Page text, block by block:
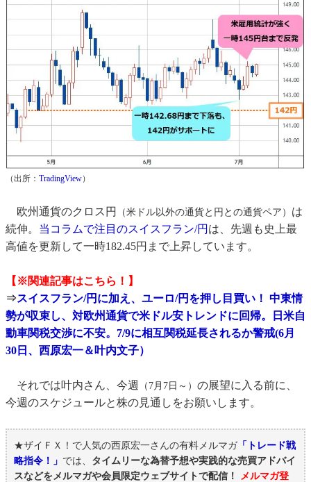
（出所： TradingView）
欧州通貨のクロス円 （米ドル以外の通貨と円との通貨ペア） は
続伸。 当コラムで注目のスイスフラン/円 は、先週も史上最
高値を更新して一時182.45円まで上昇しています。
【※関連記事はこちら！】
⇒スイスフラン/円に加え、ユーロ/円を押し目買い！ 中東情
勢が収束し、対欧州通貨で米ドル安トレンドに回帰。日米自
動車関税交渉に不安。7/9に相互関税延長されるか警戒(6月
30日、西原宏一＆叶内文子）
それでは叶内さん、今週 （7月7日～） の展望に入る前に、
今週のスケジュールと株の見通しをお願いします。
★ザイＦＸ！で人気の西原宏一さんの有料メルマガ「トレード戦
略指令！」 では、 タイムリーな為替予想や実践的な売買アドバイ
スなどをメルマガや会員限定ウェブサイトで配信！
メルマガ登